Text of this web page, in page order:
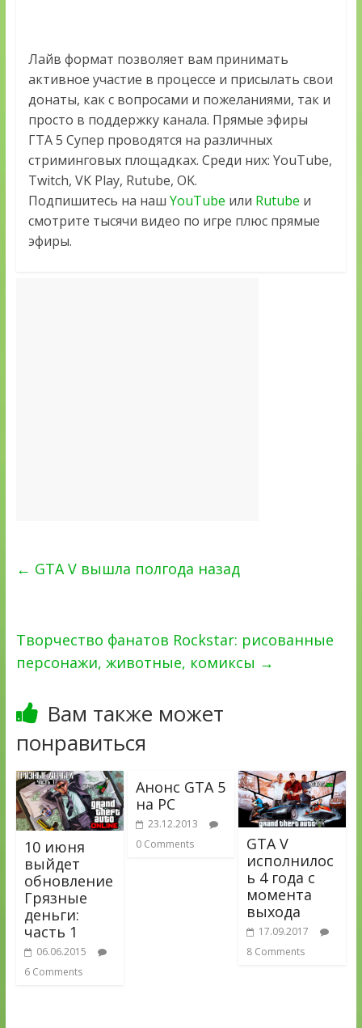
Лайв формат позволяет вам принимать
активное участие в процессе и присылать свои
донаты, как с вопросами и пожеланиями, так и
просто в поддержку канала. Прямые эфиры
ГТА 5 Супер проводятся на различных
стриминговых площадках. Среди них: YouTube,
Twitch, VK Play, Rutube, OK.
Подпишитесь на наш YouTube или Rutube и
смотрите тысячи видео по игре плюс прямые
эфиры.
← GTA V вышла полгода назад
Творчество фанатов Rockstar: рисованные
персонажи, животные, комиксы →
Вам также может
понравиться
10 июня
выйдет
обновление
Грязные
деньги:
часть 1
06.06.2015
6 Comments
Анонс GTA 5
на PC
23.12.2013
0 Comments
GTA V
исполнилос
ь 4 года с
момента
выхода
17.09.2017
8 Comments